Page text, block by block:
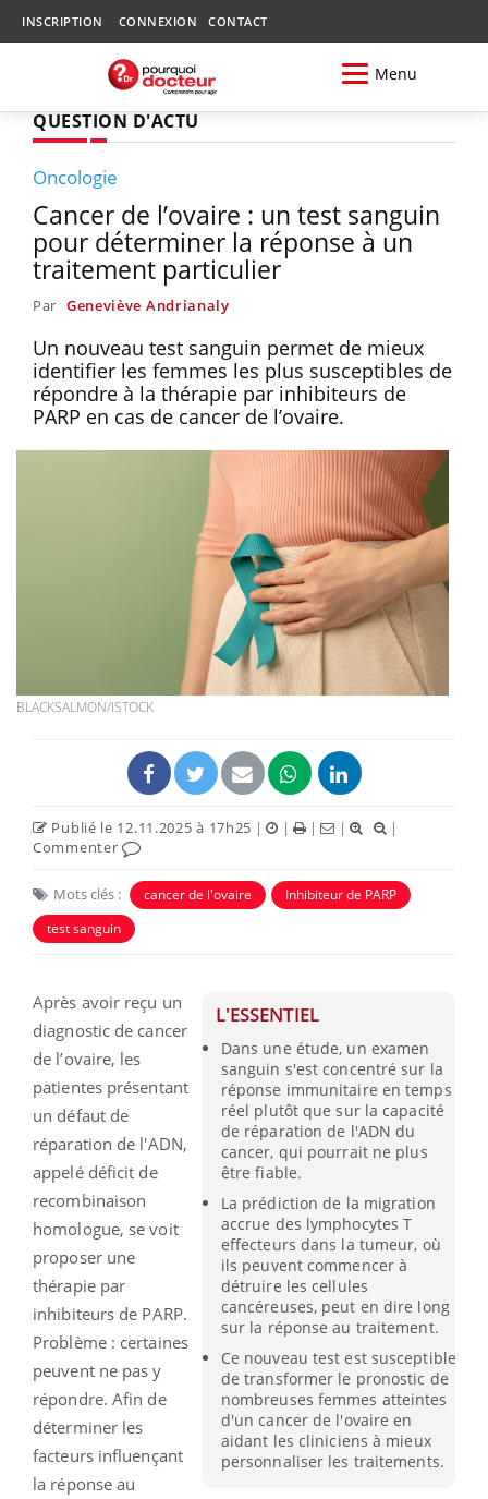
INSCRIPTION CONNEXION CONTACT
Menu
QUESTION D'ACTU
Oncologie
Cancer de l’ovaire : un test sanguin
pour déterminer la réponse à un
traitement particulier
Par Geneviève Andrianaly
Un nouveau test sanguin permet de mieux
identifier les femmes les plus susceptibles de
répondre à la thérapie par inhibiteurs de
PARP en cas de cancer de l’ovaire.
BLACKSALMON/ISTOCK
Publié le 12.11.2025 à 17h25 | | | |
|
Commenter
Mots clés : cancer de l'ovaire
Inhibiteur de PARP
test sanguin
L'ESSENTIEL
Dans une étude, un examen
sanguin s'est concentré sur la
réponse immunitaire en temps
réel plutôt que sur la capacité
de réparation de l'ADN du
cancer, qui pourrait ne plus
être fiable.
La prédiction de la migration
accrue des lymphocytes T
effecteurs dans la tumeur, où
ils peuvent commencer à
détruire les cellules
cancéreuses, peut en dire long
sur la réponse au traitement.
Ce nouveau test est susceptible
de transformer le pronostic de
nombreuses femmes atteintes
d'un cancer de l'ovaire en
aidant les cliniciens à mieux
personnaliser les traitements.
Après avoir reçu un
diagnostic de cancer
de l’ovaire, les
patientes présentant
un défaut de
réparation de l'ADN,
appelé déficit de
recombinaison
homologue, se voit
proposer une
thérapie par
inhibiteurs de PARP.
Problème : certaines
peuvent ne pas y
répondre. Afin de
déterminer les
facteurs influençant
la réponse au